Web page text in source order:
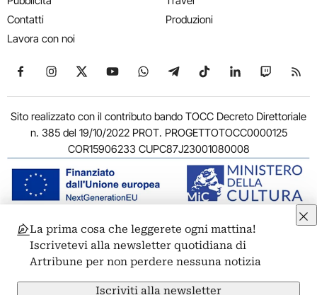
Contatti
Lavora con noi
Produzioni
Seguici su Facebook
Seguici su Instagram
Seguici su X
Seguici su YouTube
Seguici su WhatsApp
Seguici su Telegram
Seguici su TikTok
Seguici su
Seguici
Sito realizzato con il contributo bando TOCC Decreto Direttoriale
n. 385 del 19/10/2022 PROT. PROGETTOTOCC0000125
COR15906233 CUPC87J23001080008
© 2011-2026 ARTRIBUNE srl – Corso Vittorio Emanuele II, 287 –
00186 Roma - P.I. 11381581005
Privacy: Responsabile della protezione dei dati personali
ARTRIBUNE srl – Corso Vittorio Emanuele II, 287 – 00186 Roma
La prima cosa che leggerete ogni mattina!
Iscrivetevi alla newsletter quotidiana di
Artribune per non perdere nessuna notizia
Iscriviti alla newsletter